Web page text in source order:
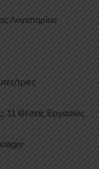
Λογιστηρίου
τριες
11 Θέσεις Εργασίας